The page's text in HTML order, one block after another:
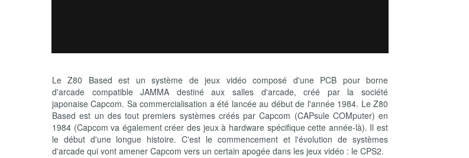
Le Z80 Based est un système de jeux vidéo composé d'une PCB pour borne
d'arcade compatible JAMMA destiné aux salles d'arcade, créé par la société
japonaise Capcom. Sa commercialisation a été lancée au début de l'année 1984. Le Z80
Based est un des tout premiers systèmes créés par Capcom (CAPsule COMputer) en
1984 (Capcom va également créer des jeux à hardware spécifique cette année-là). Il est
le début d'une longue histoire. C'est le commencement et l'évolution de systèmes
d'arcade qui vont amener Capcom vers un certain apogée dans les jeux vidéo : le CPS2.